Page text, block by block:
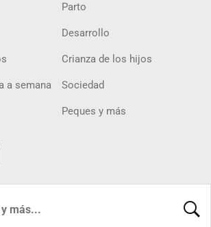
Parto
Desarrollo
Crianza de los hijos
a semana Sociedad
Peques y más